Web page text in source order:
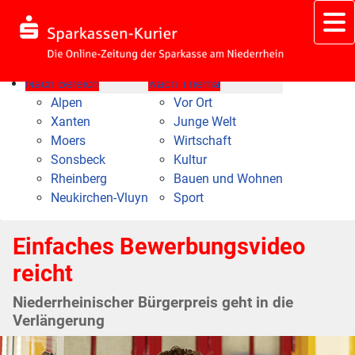
Nach Bereich
Alpen
Xanten
Moers
Sonsbeck
Rheinberg
Neukirchen-Vluyn
Nach Thema
Vor Ort
Junge Welt
Wirtschaft
Kultur
Bauen und Wohnen
Sport
Einfaches Bewerbungsvideo
reicht
Niederrheinischer Bürgerpreis geht in die
Verlängerung